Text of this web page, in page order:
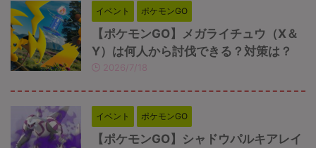
イベント ポケモンGO
【ポケモンGO】メガライチュウ（X＆
Y）は何人から討伐できる？対策は？
2026/7/18
イベント ポケモンGO
【ポケモンGO】シャドウパルキアレイ